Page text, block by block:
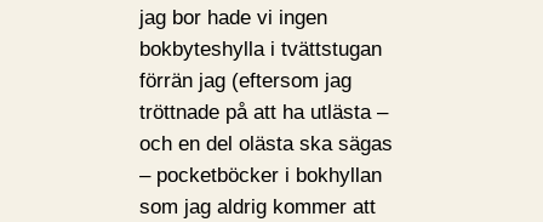
jag bor hade vi ingen
bokbyteshylla i tvättstugan
förrän jag (eftersom jag
tröttnade på att ha utlästa –
och en del olästa ska sägas
– pocketböcker i bokhyllan
som jag aldrig kommer att